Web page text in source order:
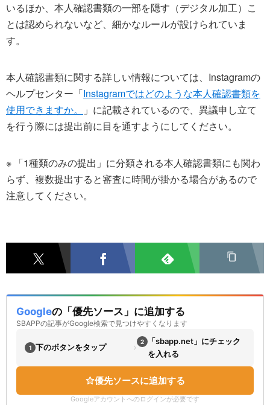
いるほか、本人確認書類の一部を隠す（デジタル加工）こ
とは認められないなど、細かなルールが設けられていま
す。
本人確認書類に関する詳しい情報については、Instagramの
ヘルプセンター「Instagramではどのような本人確認書類を
使用できますか。
」に記載されているので、異議申し立て
を行う際には提出前に目を通すようにしてください。
※ 「1種類のみの提出」に分類される本人確認書類にも関わ
らず、複数提出すると審査に時間が掛かる場合があるので
注意してください。
Googleの「優先ソース」に追加する
SBAPPの記事がGoogle検索で見つけやすくなります
1 下のボタンをタップ › 2
「sbapp.net」にチェック
を入れる
優先ソースに追加する
Googleアカウントへのログインが必要です